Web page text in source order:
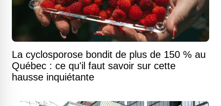
La cyclosporose bondit de plus de 150 % au
Québec : ce qu'il faut savoir sur cette
hausse inquiétante